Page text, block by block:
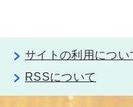
サイトの利用につい
RSSについて